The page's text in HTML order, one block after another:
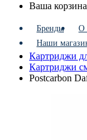
Ваша
Бренды О
Наши
Картриджи
Картриджи
Postcarbon